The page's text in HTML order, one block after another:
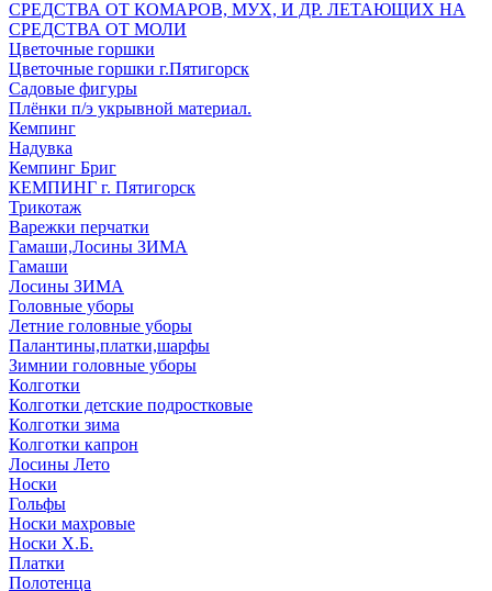
СРЕДСТВА ОТ КОМАРОВ, МУХ, И ДР. ЛЕТАЮЩИХ НА
СРЕДСТВА ОТ МОЛИ
Цветочные горшки
Цветочные горшки г.Пятигорск
Садовые фигуры
Плёнки п/э укрывной материал.
Кемпинг
Надувка
Кемпинг Бриг
КЕМПИНГ г. Пятигорск
Трикотаж
Варежки перчатки
Гамаши,Лосины ЗИМА
Гамаши
Лосины ЗИМА
Головные уборы
Летние головные уборы
Палантины,платки,шарфы
Зимнии головные уборы
Колготки
Колготки детские подростковые
Колготки зима
Колготки капрон
Лосины Лето
Носки
Гольфы
Носки махровые
Носки Х.Б.
Платки
Полотенца